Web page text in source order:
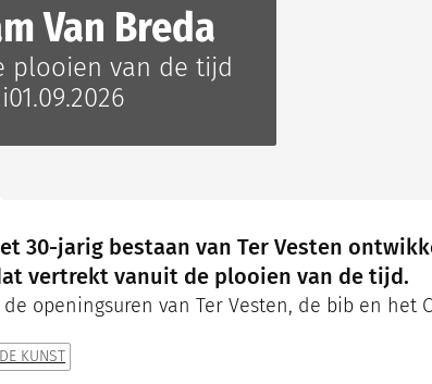
Van Breda
plooien van de tijd
01.09.2026
30-jarig bestaan van Ter Vesten
vertrekt vanuit de plooien van de tijd.
openingsuren van Ter Vesten, de bib en het
KUNST